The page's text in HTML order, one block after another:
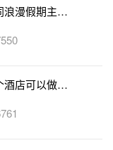
用收集的一些你俩
段式的叙述。或
东西，为你自己创
浪漫假期主题
酒店可以做求